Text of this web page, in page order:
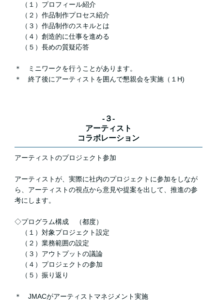
（１）プロフィール紹介
（２）作品制作プロセス紹介
（３）作品制作のスキルとは
（４）創造的に仕事を進める
（５）長めの質疑応答
＊ ミニワークを行うことがあります。
＊ 終了後にアーティストを囲んで懇親会を実施（１H)
-３-
アーティスト
コラボレーション
アーティストのプロジェクト参加
アーティストが、実際に社内のプロジェクトに参加をしなが
ら、アーティストの視点から意見や提案を出して、推進の参
考にします。
◇プログラム構成 （都度）
（１）対象プロジェクト設定
（２）業務範囲の設定
（３）アウトプットの議論
（４）プロジェクトの参加
（５）振り返り
＊ JMACがアーティストマネジメント実施